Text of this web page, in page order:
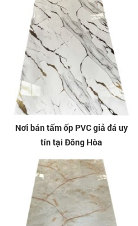
Nơi bán tấm ốp PVC giả đá uy
tín tại Đông Hòa